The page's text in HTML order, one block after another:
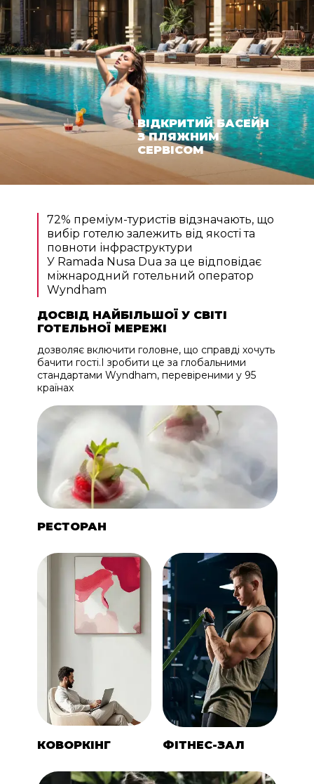
ВІДКРИТИЙ БАСЕЙН
З ПЛЯЖНИМ
СЕРВІСОМ
72% преміум-туристів відзначають, що
вибір готелю залежить від якості та
повноти інфраструктури
У Ramada Nusa Dua за це відповідає
міжнародний готельний оператор
Wyndham
ДОСВІД НАЙБІЛЬШОЇ У СВІТІ
ГОТЕЛЬНОЇ МЕРЕЖІ
дозволяє включити головне, що справді хочуть
бачити гості.І зробити це за глобальними
стандартами Wyndham, перевіреними у 95
країнах
РЕСТОРАН
КОВОРКІНГ ФІТНЕС-ЗАЛ